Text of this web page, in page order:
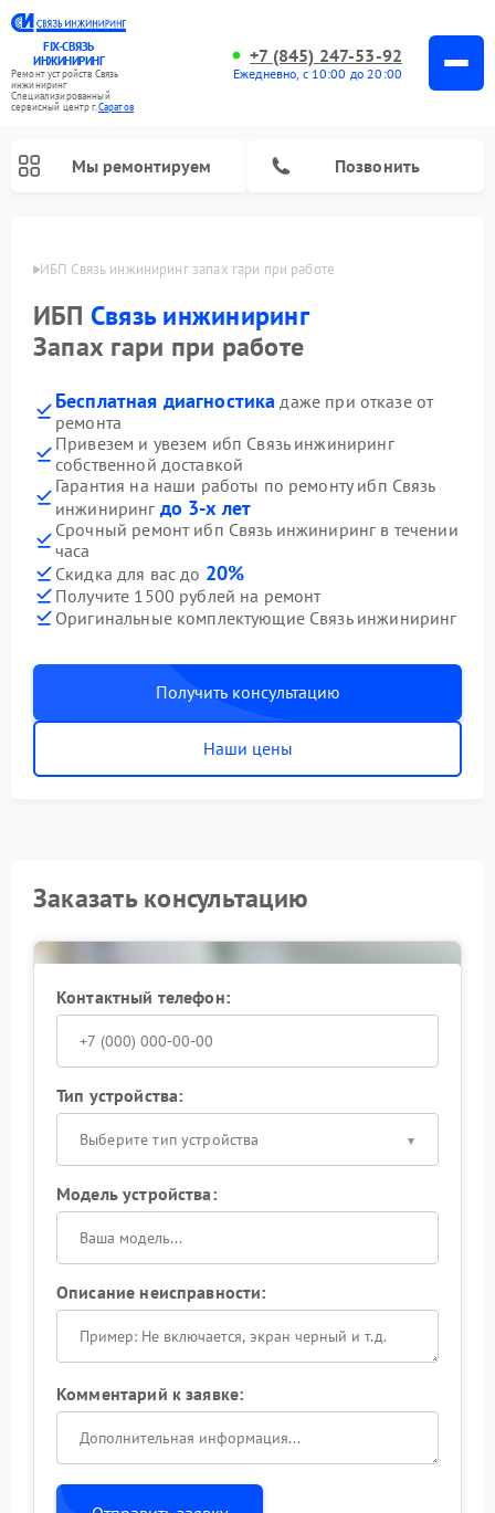
FIX-СВЯЗЬ
ИНЖИНИРИНГ
Ремонт устройств Связь
инжиниринг
Специализированный
cервисный центр г.Саратов
+7 (845) 247-53-92
Ежедневно, с 10:00 до 20:00
Мы ремонтируем Позвонить
ИБП Связь инжиниринг запах гари при работе
ИБП Связь инжиниринг
Запах гари при работе
Бесплатная диагностика даже при отказе от
ремонта
Привезем и увезем ибп Связь инжиниринг
собственной доставкой
Гарантия на наши работы по ремонту ибп Связь
инжиниринг до 3-х лет
Срочный ремонт ибп Связь инжиниринг в течении
часа
Скидка для вас до 20%
Получите 1500 рублей на ремонт
Оригинальные комплектующие Связь инжиниринг
Получить консультацию
Наши цены
Заказать консультацию
Контактный телефон:
Тип устройства:
Выберите тип устройства
Модель устройства:
Описание неисправности:
Комментарий к заявке: